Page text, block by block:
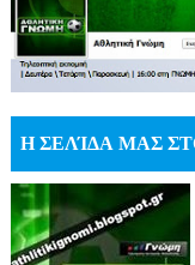
Η ΣΕΛΊΔΑ ΜΑΣ ΣΤΟ